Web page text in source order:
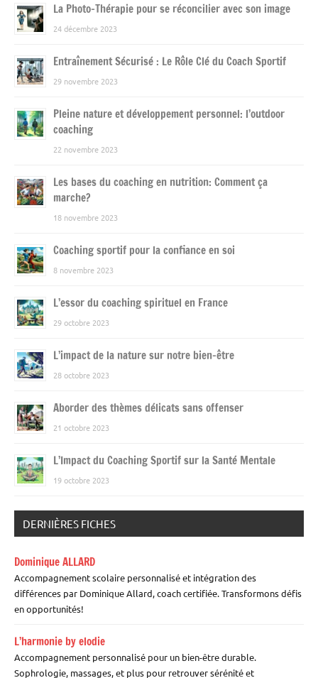
La Photo-Thérapie pour se réconcilier avec son image
24 décembre 2023
Entraînement Sécurisé : Le Rôle Clé du Coach Sportif
29 novembre 2023
Pleine nature et développement personnel: l’outdoor
coaching
22 novembre 2023
Les bases du coaching en nutrition: Comment ça
marche?
18 novembre 2023
Coaching sportif pour la confiance en soi
8 novembre 2023
L’essor du coaching spirituel en France
29 octobre 2023
L’impact de la nature sur notre bien-être
28 octobre 2023
Aborder des thèmes délicats sans offenser
21 octobre 2023
L’Impact du Coaching Sportif sur la Santé Mentale
19 octobre 2023
DERNIÈRES FICHES
Dominique ALLARD
Accompagnement scolaire personnalisé et intégration des
différences par Dominique Allard, coach certifiée. Transformons défis
en opportunités!
L’harmonie by elodie
Accompagnement personnalisé pour un bien-être durable.
Sophrologie, massages, et plus pour retrouver sérénité et